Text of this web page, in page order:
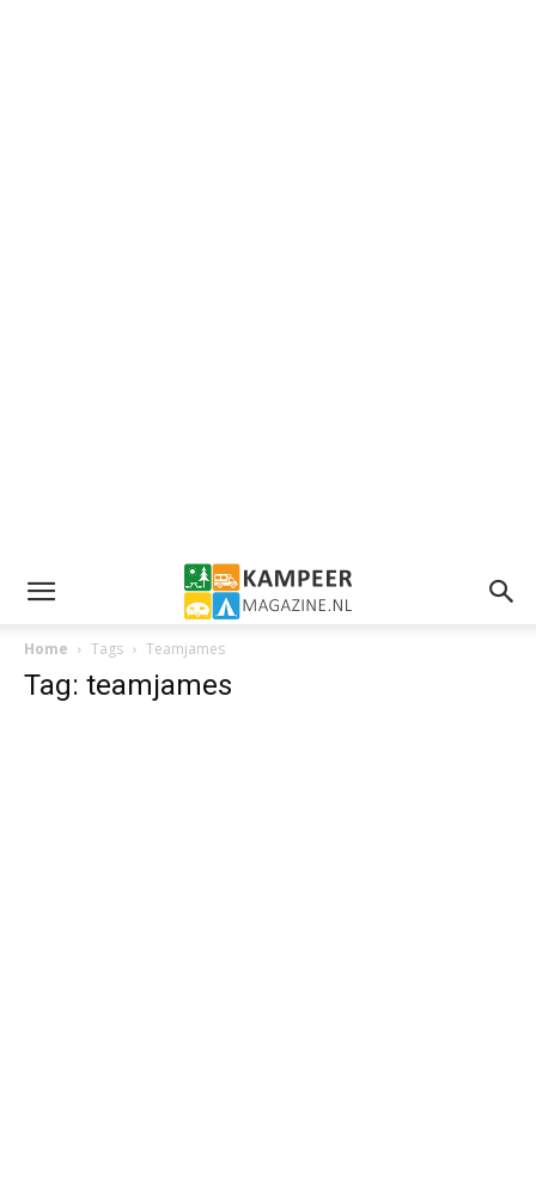
Home Tags Teamjames
Tag: teamjames